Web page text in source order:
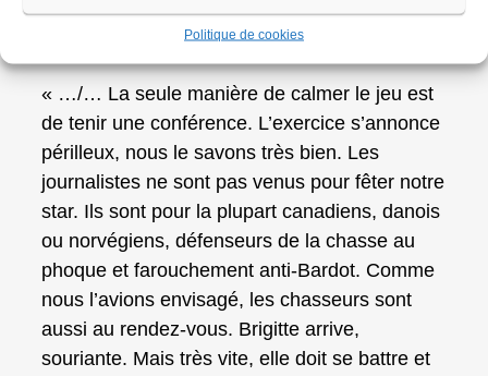
Politique de cookies
les autorités canadiennes aurait‑elle
« …/… La seule manière de calmer le jeu est
de tenir une conférence. L’exercice s’annonce
périlleux, nous le savons très bien. Les
journalistes ne sont pas venus pour fêter notre
star. Ils sont pour la plupart canadiens, danois
ou norvégiens, défenseurs de la chasse au
phoque et farouchement anti‑Bardot. Comme
nous l’avions envisagé, les chasseurs sont
aussi au rendez‑vous. Brigitte arrive,
souriante. Mais très vite, elle doit se battre et